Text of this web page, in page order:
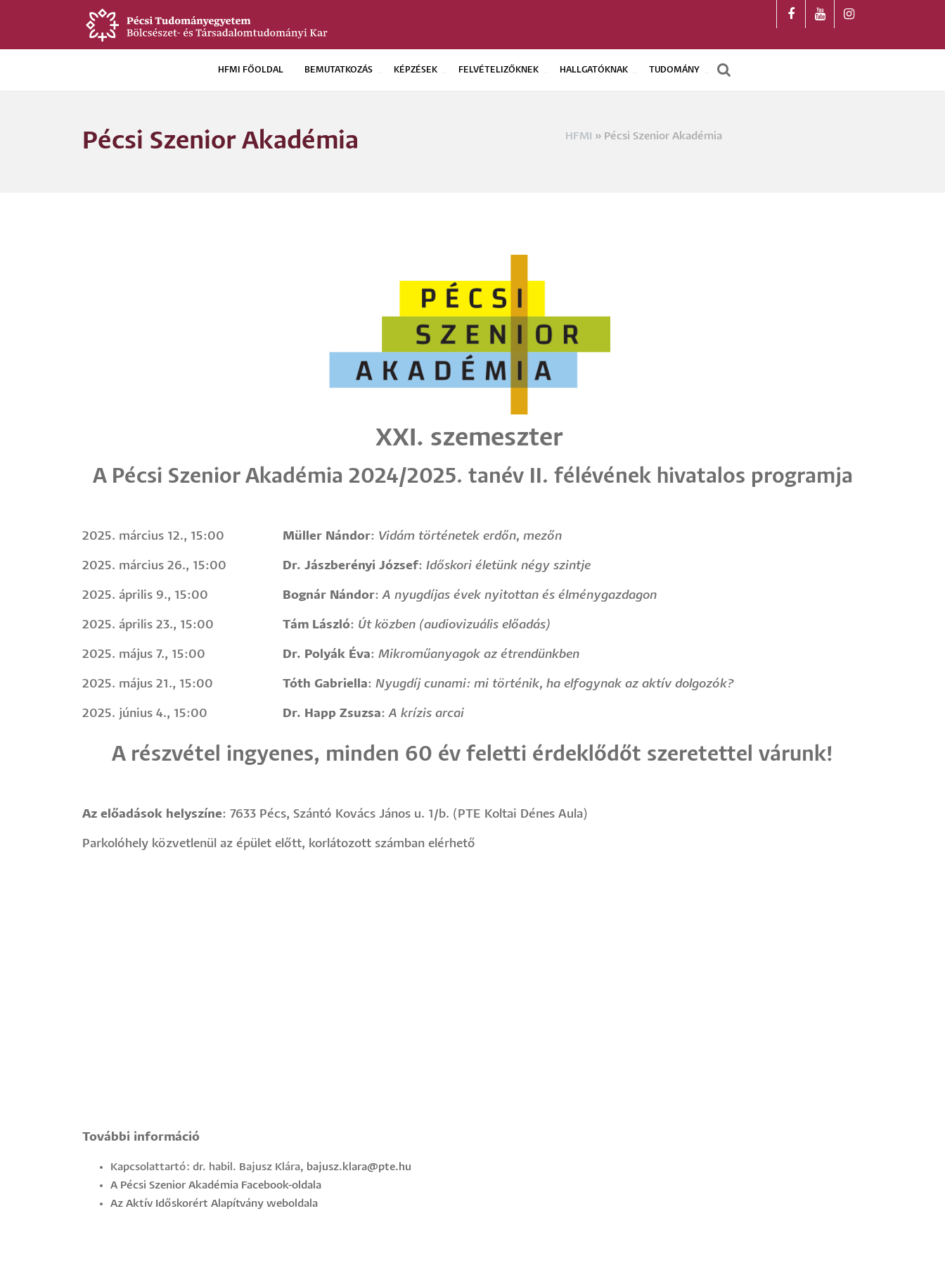
menü
HFMI FŐOLDAL BEMUTATKOZÁS KÉPZÉSEK FELVÉTELIZŐKNEK HALLGATÓKNAK TUDOMÁNY
Pécsi Szenior Akadémia HFMI Pécsi Szenior Akadémia
XXI. szemeszter
A Pécsi Szenior Akadémia 2024/2025. tanév II. félévének hivatalos programja
2025. március 12., 15:00
2025. március 26., 15:00
2025. április 9., 15:00
2025. április 23., 15:00
2025. május 7., 15:00
2025. május 21., 15:00
2025. június 4., 15:00
Müller Nándor: Vidám történetek erdőn, mezőn
Dr. Jászberényi József: Időskori életünk négy szintje
Bognár Nándor:A nyugdíjas évek nyitottan és élménygazdagon
Tám László: Út közben (audiovizuális előadás)
Dr. Polyák Éva: Mikroműanyagok az étrendünkben
Tóth Gabriella: Nyugdíj cunami: mi történik, ha elfogynak az aktív dolgozók?
Dr. Happ Zsuzsa:A krízis arcai
A részvétel ingyenes, minden 60 év feletti érdeklődőt szeretettel várunk!
Az előadások helyszíne: 7633 Pécs, Szántó Kovács János u. 1/b. (PTE Koltai Dénes Aula)
Parkolóhely közvetlenül az épület előtt, korlátozott számban elérhető
További információ
Kapcsolattartó: dr. habil. Bajusz Klára, bajusz.klara@pte.hu
A Pécsi Szenior Akadémia Facebook-oldala
Az Aktív Időskorért Alapítvány weboldala